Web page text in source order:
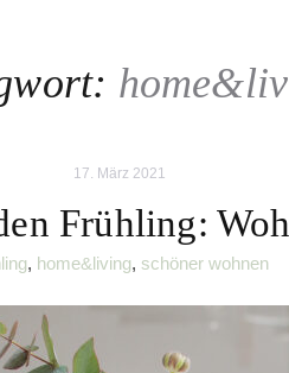
17. März 2021
Frühling:
, home&living, schöner wohnen